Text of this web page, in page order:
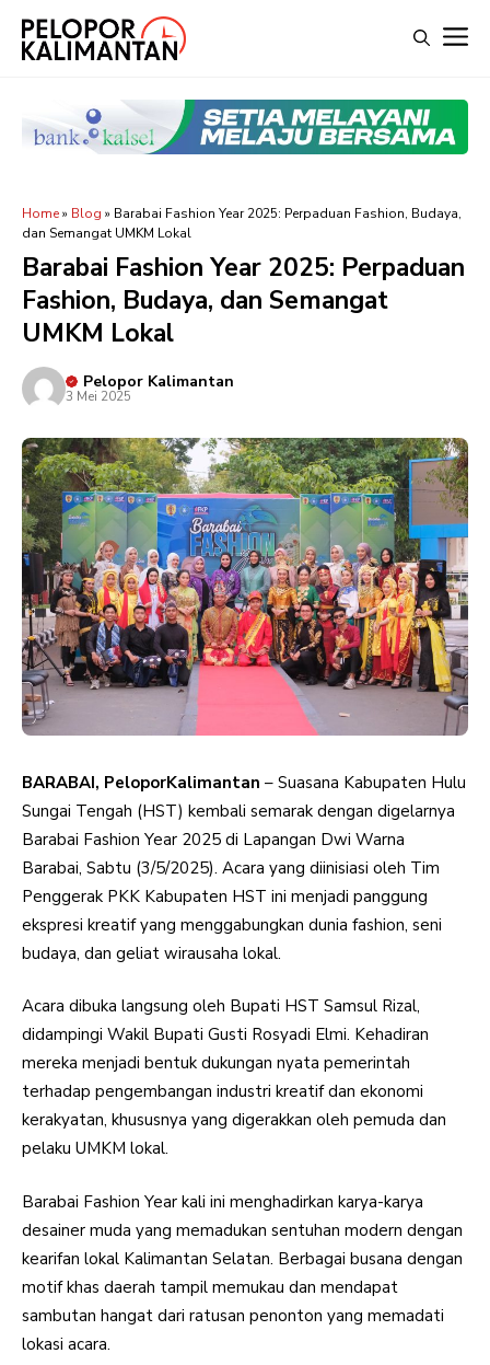
Home» Blog » Barabai Fashion Year 2025: Perpaduan Fashion, Budaya,
dan Semangat UMKM Lokal
Barabai Fashion Year 2025: Perpaduan
Fashion, Budaya, dan Semangat
UMKM Lokal
Pelopor Kalimantan
3 Mei 2025
BARABAI, PeloporKalimantan – Suasana Kabupaten Hulu
Sungai Tengah (HST) kembali semarak dengan digelarnya
Barabai Fashion Year 2025 di Lapangan Dwi Warna
Barabai, Sabtu (3/5/2025). Acara yang diinisiasi oleh Tim
Penggerak PKK Kabupaten HST ini menjadi panggung
ekspresi kreatif yang menggabungkan dunia fashion, seni
budaya, dan geliat wirausaha lokal.
Acara dibuka langsung oleh Bupati HST Samsul Rizal,
didampingi Wakil Bupati Gusti Rosyadi Elmi. Kehadiran
mereka menjadi bentuk dukungan nyata pemerintah
terhadap pengembangan industri kreatif dan ekonomi
kerakyatan, khususnya yang digerakkan oleh pemuda dan
pelaku UMKM lokal.
Barabai Fashion Year kali ini menghadirkan karya-karya
desainer muda yang memadukan sentuhan modern dengan
kearifan lokal Kalimantan Selatan. Berbagai busana dengan
motif khas daerah tampil memukau dan mendapat
sambutan hangat dari ratusan penonton yang memadati
lokasi acara.